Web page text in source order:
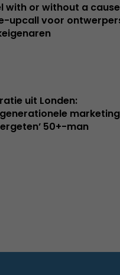
with or without a
upcall voor
uit Londen:
50+-man